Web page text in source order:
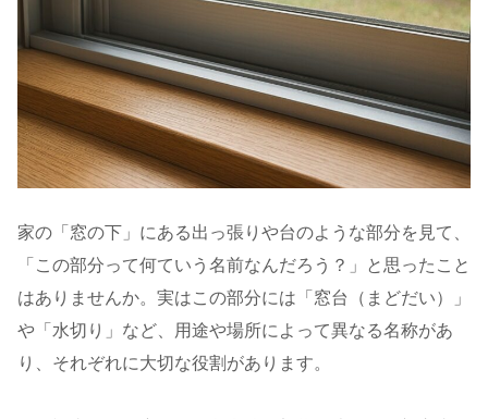
家の「窓の下」にある出っ張りや台のような部分を見て、
「この部分って何ていう名前なんだろう？」と思ったこと
はありませんか。実はこの部分には「窓台（まどだい）」
や「水切り」など、用途や場所によって異なる名称があ
り、それぞれに大切な役割があります。